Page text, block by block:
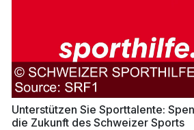
Unterstützen Sie Sporttalente:
die Zukunft des Schweizer Sports